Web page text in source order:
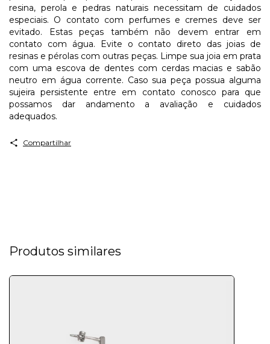
resina, perola e pedras naturais necessitam de cuidados
especiais. O contato com perfumes e cremes deve ser
evitado. Estas peças também não devem entrar em
contato com água. Evite o contato direto das joias de
resinas e pérolas com outras peças. Limpe sua joia em prata
com uma escova de dentes com cerdas macias e sabão
neutro em água corrente. Caso sua peça possua alguma
sujeira persistente entre em contato conosco para que
possamos dar andamento a avaliação e cuidados
adequados.
Compartilhar
Produtos similares